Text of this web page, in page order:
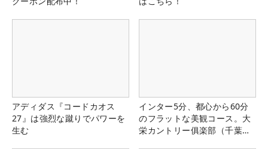
アディダス『コードカオス
27』は強烈な蹴りでパワーを
生む
インター5分、都心から60分
のフラットな美観コース。大
栄カントリー俱楽部（千葉